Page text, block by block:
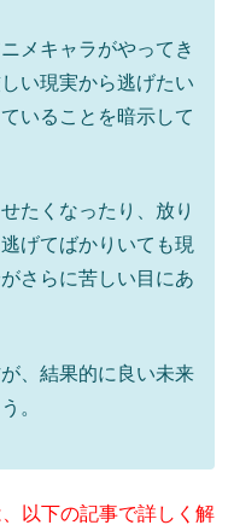
メキャラがやってき
い現実から逃げたい
いることを暗示して
たくなったり、放り
げてばかりいても現
さらに苦しい目にあ
、結果的に良い未来
。
以下の記事で詳しく解